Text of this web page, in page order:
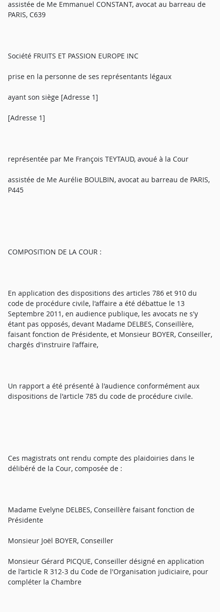
assistée de Me Emmanuel CONSTANT, avocat au barreau de
PARIS, C639
Société FRUITS ET PASSION EUROPE INC
prise en la personne de ses représentants légaux
ayant son siège [Adresse 1]
[Adresse 1]
représentée par Me François TEYTAUD, avoué à la Cour
assistée de Me Aurélie BOULBIN, avocat au barreau de PARIS,
P445
COMPOSITION DE LA COUR :
En application des dispositions des articles 786 et 910 du
code de procédure civile, l'affaire a été débattue le 13
Septembre 2011, en audience publique, les avocats ne s'y
étant pas opposés, devant Madame DELBES, Conseillère,
faisant fonction de Présidente, et Monsieur BOYER, Conseiller,
chargés d'instruire l'affaire,
Un rapport a été présenté à l'audience conformément aux
dispositions de l'article 785 du code de procédure civile.
Ces magistrats ont rendu compte des plaidoiries dans le
délibéré de la Cour, composée de :
Madame Evelyne DELBES, Conseillère faisant fonction de
Présidente
Monsieur Joël BOYER, Conseiller
Monsieur Gérard PICQUE, Conseiller désigné en application
de l'article R 312-3 du Code de l'Organisation judiciaire, pour
compléter la Chambre